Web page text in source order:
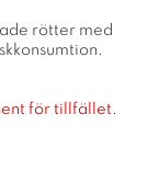
rötter med
för tillfället.